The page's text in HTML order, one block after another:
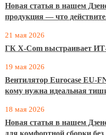
Новая статья в нашем
продукция — что
21 мая 2026
ГК X-Com выстраивает
19 мая 2026
Вентилятор Eurocase EU-
кому нужна идеальная
18 мая 2026
Новая статья в нашем